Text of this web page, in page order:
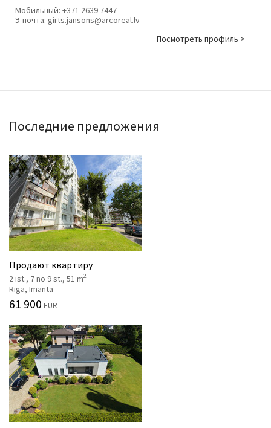
Мобильный: +371 2639 7447
Э-почта: girts.jansons@arcoreal.lv
Посмотреть профиль >
Последние предложения
Продают квартиру
2 ist., 7 no 9 st., 51 m2
Rīga, Imanta
61 900 EUR